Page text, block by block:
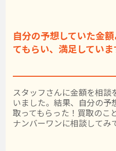
自分の予想していた金
てもらい、満足していま
スタッフさんに金額を相談
いました。結果、自分の予
取ってもらった！買取のこ
ナンバーワンに相談してみ